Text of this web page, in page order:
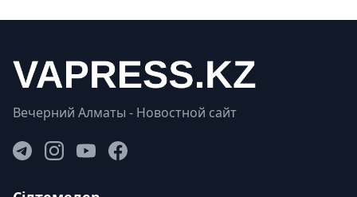
Вечерний Алматы - Новостной сайт